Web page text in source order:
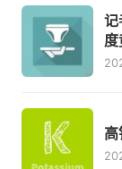
记
度